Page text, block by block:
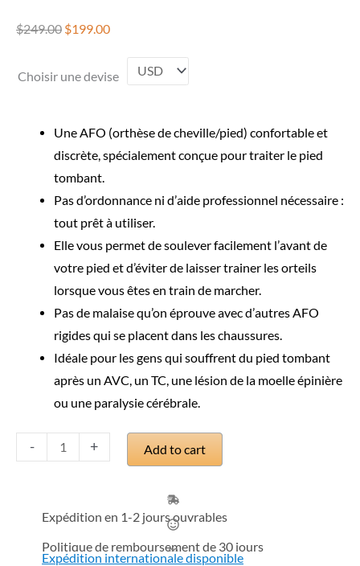
$249.00 $199.00
Choisir une devise
Une AFO (orthèse de cheville/pied) confortable et
discrète, spécialement conçue pour traiter le pied
tombant.
Pas d’ordonnance ni d’aide professionnel nécessaire :
tout prêt à utiliser.
Elle vous permet de soulever facilement l’avant de
votre pied et d’éviter de laisser trainer les orteils
lorsque vous êtes en train de marcher.
Pas de malaise qu’on éprouve avec d’autres AFO
rigides qui se placent dans les chaussures.
Idéale pour les gens qui souffrent du pied tombant
après un AVC, un TC, une lésion de la moelle épinière
ou une paralysie cérébrale.
-
Flex
+ Add to cart
Expédition en 1-2 jours ouvrables
Politique de remboursement de 30 jours
Expédition internationale disponible